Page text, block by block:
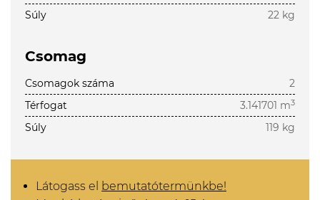
Súly
22 kg
Csomag
Csomagok száma
2
Térfogat
3.141701 m3
Súly 119 kg
Látogass el bemutatótermünkbe!